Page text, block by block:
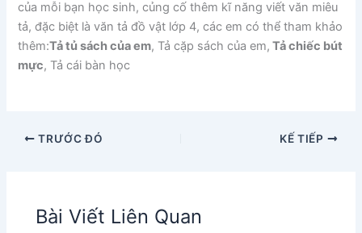
của mỗi bạn học sinh, củng cố thêm kĩ năng viết văn miêu
tả, đặc biệt là văn tả đồ vật lớp 4, các em có thể tham khảo
thêm:Tả tủ sách của em, Tả cặp sách của em, Tả chiếc bút
mực, Tả cái bàn học
TRƯỚC ĐÓ KẾ TIẾP
Bài Viết Liên Quan